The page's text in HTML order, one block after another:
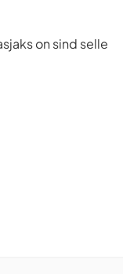
on sind selle